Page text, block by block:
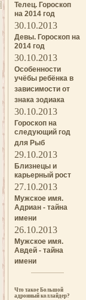
Телец. Гороскоп
на 2014 год
30.10.2013
Девы. Гороскоп на
2014 год
30.10.2013
Особенности
учёбы ребёнка в
зависимости от
знака зодиака
30.10.2013
Гороскоп на
следующий год
для Рыб
29.10.2013
Близнецы и
карьерный рост
27.10.2013
Мужское имя.
Адриан - тайна
имени
26.10.2013
Мужское имя.
Авдей - тайна
имени
Что такое Большой
адронный коллайдер?